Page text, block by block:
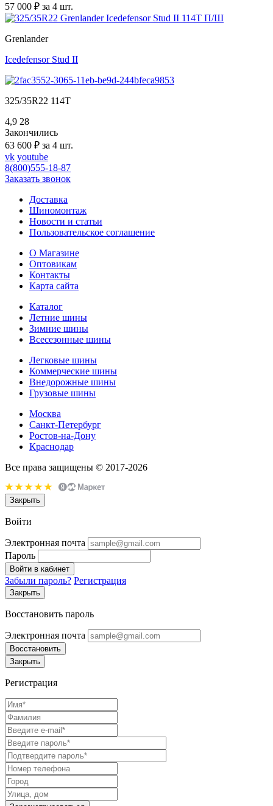
57 000 ₽ за 4 шт.
Grenlander
Icedefensor Stud II
325/35R22 114T
4,9 28
Закончились
63 600 ₽ за 4 шт.
vk youtube
8(800)555-18-87
Заказать звонок
Доставка
Шиномонтаж
Новости и статьи
Пользовательское соглашение
О Магазине
Оптовикам
Контакты
Карта сайта
Каталог
Летние шины
Зимние шины
Всесезонные шины
Легковые шины
Коммерческие шины
Внедорожные шины
Грузовые шины
Москва
Санкт-Петербург
Ростов-на-Дону
Краснодар
Все права защищены © 2017-2026
Закрыть
Войти
Электронная почта
Пароль
Войти в кабинет
Забыли пароль? Регистрация
Закрыть
Восстановить пароль
Электронная почта
Восстановить
Закрыть
Регистрация